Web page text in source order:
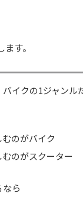
す。
バイクの1ジャンル
のがバイク
のがスクーター
ら